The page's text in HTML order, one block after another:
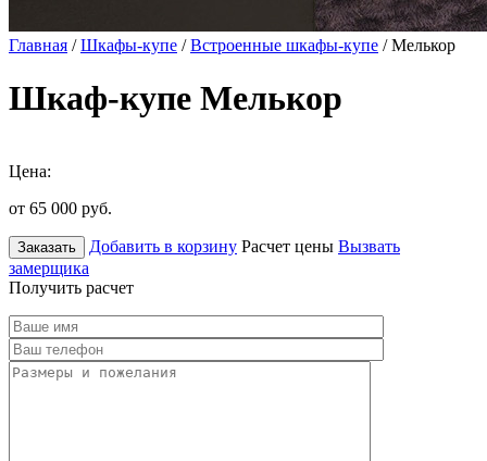
Главная /Шкафы-купе /Встроенные шкафы-купе / Мелькор
Шкаф-купе Мелькор
Цена:
от 65 000 руб.
Заказать Добавить в корзину Расчет цены Вызвать
замерщика
Получить расчет